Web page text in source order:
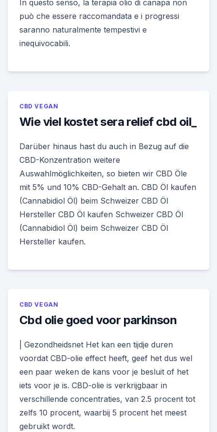
In questo senso, la terapia olio di canapa non
può che essere raccomandata e i progressi
saranno naturalmente tempestivi e
inequivocabili.
CBD VEGAN
Wie viel kostet sera relief cbd oil_
Darüber hinaus hast du auch in Bezug auf die
CBD-Konzentration weitere
Auswahlmöglichkeiten, so bieten wir CBD Öle
mit 5% und 10% CBD-Gehalt an. CBD Öl kaufen
(Cannabidiol Öl) beim Schweizer CBD Öl
Hersteller CBD Öl kaufen Schweizer CBD Öl
(Cannabidiol Öl) beim Schweizer CBD Öl
Hersteller kaufen.
CBD VEGAN
Cbd olie goed voor parkinson
| Gezondheidsnet Het kan een tijdje duren
voordat CBD-olie effect heeft, geef het dus wel
een paar weken de kans voor je besluit of het
iets voor je is. CBD-olie is verkrijgbaar in
verschillende concentraties, van 2.5 procent tot
zelfs 10 procent, waarbij 5 procent het meest
gebruikt wordt.